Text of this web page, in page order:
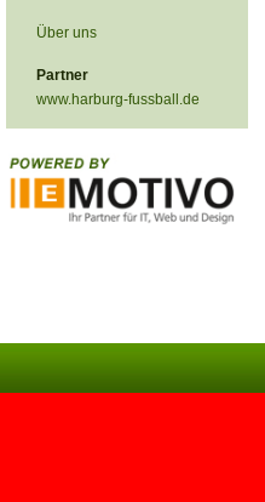
Über uns
Partner
www.harburg-fussball.de